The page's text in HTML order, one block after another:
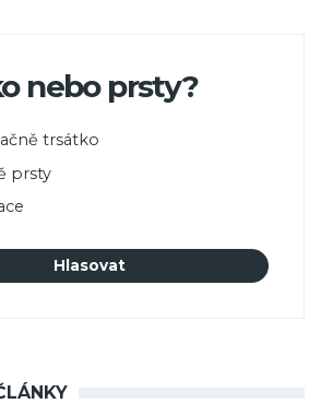
nebo prsty?
trsátko
prsty